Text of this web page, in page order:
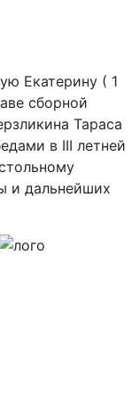
Екатерину ( 1
сборной
Тараса
в III летней
и дальнейших